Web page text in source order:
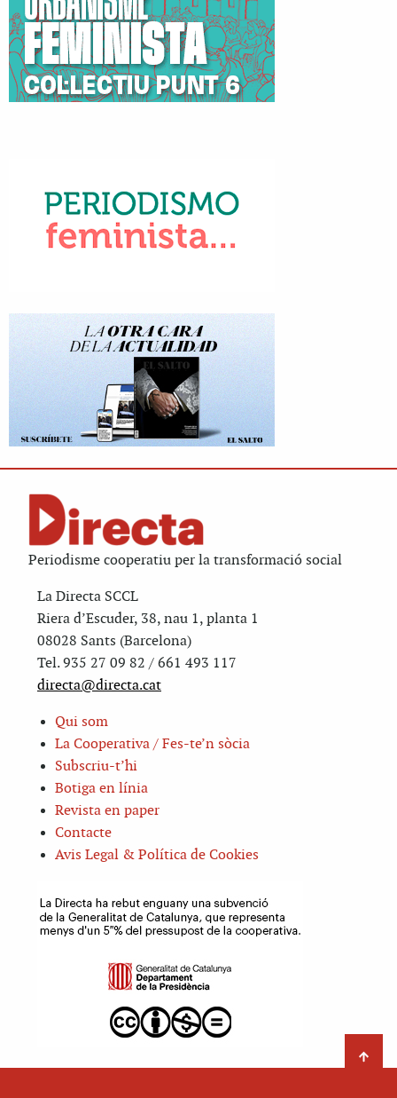
Periodisme cooperatiu per la transformació social
La Directa SCCL
Riera d’Escuder, 38, nau 1, planta 1
08028 Sants (Barcelona)
Tel. 935 27 09 82 / 661 493 117
directa@directa.cat
Qui som
La Cooperativa / Fes-te’n sòcia
Subscriu-t’hi
Botiga en línia
Revista en paper
Contacte
Avis Legal & Política de Cookies